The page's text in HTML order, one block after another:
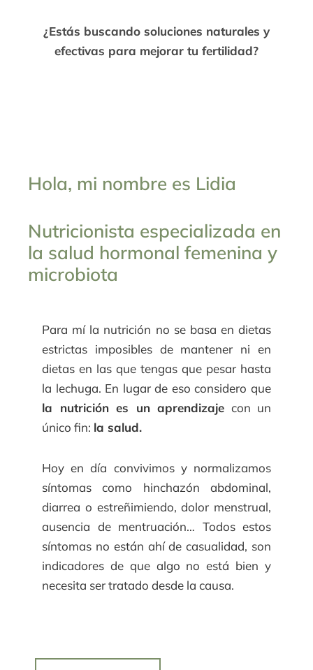
¿Estás buscando soluciones naturales y
efectivas para mejorar tu fertilidad?
Hola, mi nombre es Lidia
Nutricionista especializada en
la salud hormonal femenina y
microbiota
Para mí la nutrición no se basa en dietas
estrictas imposibles de mantener ni en
dietas en las que tengas que pesar hasta
la lechuga. En lugar de eso considero que
la nutrición es un aprendizaje con un
único fin: la salud.
Hoy en día convivimos y normalizamos
síntomas como hinchazón abdominal,
diarrea o estreñimiendo, dolor menstrual,
ausencia de mentruación… Todos estos
síntomas no están ahí de casualidad, son
indicadores de que algo no está bien y
necesita ser tratado desde la causa.